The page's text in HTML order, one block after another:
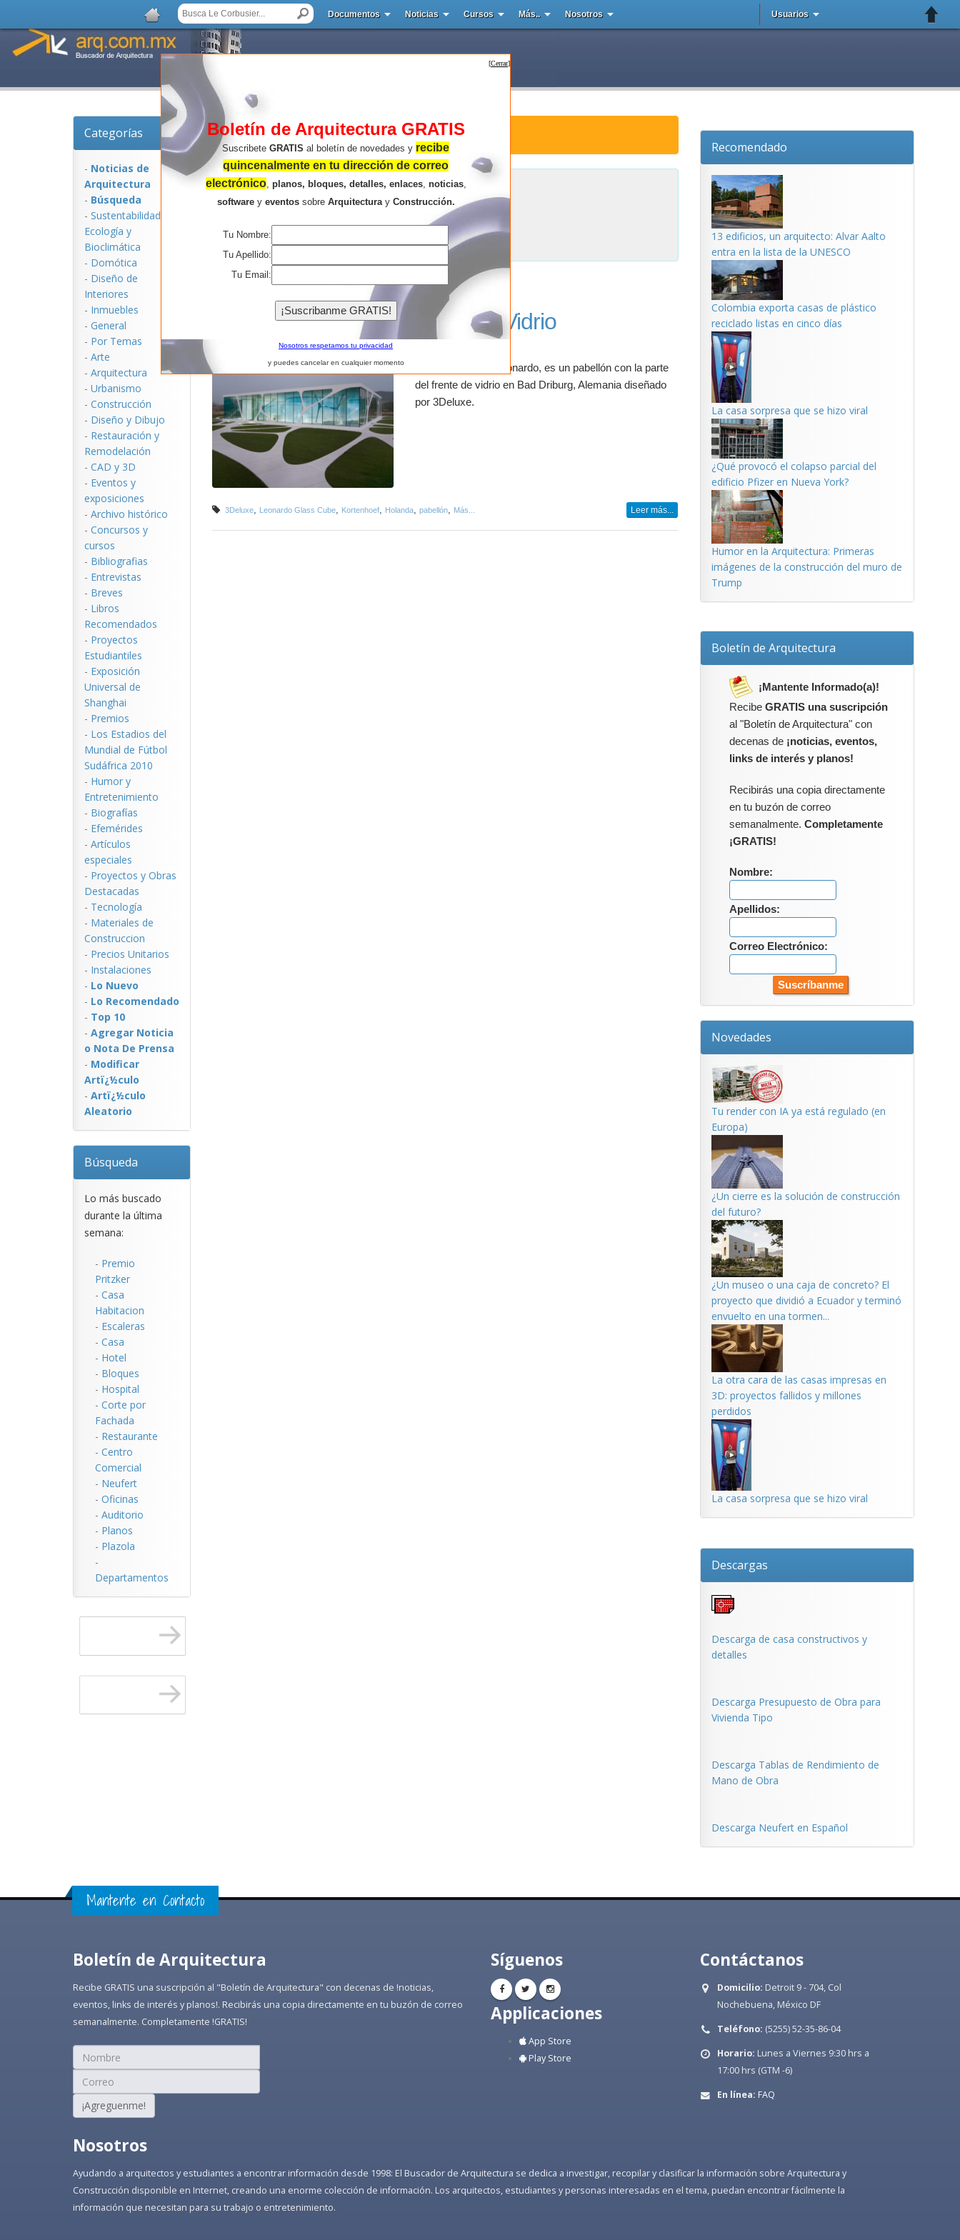
Documentos Noticias Cursos Más.. Nosotros Usuarios
Categorías
- Noticias de
Arquitectura
- Búsqueda
- Sustentabilidad,
Ecologí­a y
Bioclimática
- Domótica
- Diseño de
Interiores
- Inmuebles
- General
- Por Temas
- Arte
- Arquitectura
- Urbanismo
- Construcción
- Diseño y Dibujo
- Restauración y
Remodelación
- CAD y 3D
- Eventos y
exposiciones
- Archivo histórico
- Concursos y
cursos
- Bibliografias
- Entrevistas
- Breves
- Libros
Recomendados
- Proyectos
Estudiantiles
- Exposición
Universal de
Shanghai
- Premios
- Los Estadios del
Mundial de Fútbol
Sudáfrica 2010
- Humor y
Entretenimiento
- Biografías
- Efemérides
- Artículos
especiales
- Proyectos y Obras
Destacadas
- Tecnología
- Materiales de
Construccion
- Precios Unitarios
- Instalaciones
- Lo Nuevo
- Lo Recomendado
- Top 10
- Agregar Noticia
o Nota De Prensa
- Modificar
Artï¿½culo
- Artï¿½culo
Aleatorio
Búsqueda
Lo más buscado
durante la última
semana:
- Premio
Pritzker
- Casa
Habitacion
- Escaleras
- Casa
- Hotel
- Bloques
- Hospital
- Corte por
Fachada
- Restaurante
- Centro
Comercial
- Neufert
- Oficinas
- Auditorio
- Planos
- Plazola
-
Departamentos
Noticias de Arquitectura : Leonardo Glass Cube
Leonardo Glass Cube
Resultados de la búsqueda .
Cubo de Vidrio
El cubo de vidrio Leonardo, es un pabellón con la parte
del frente de vidrio en Bad Driburg, Alemania diseñado
por 3Deluxe.
3Deluxe, Leonardo Glass Cube, Kortenhoef, Holanda, pabellón, Más... Leer más...
Recomendado
13 edificios, un arquitecto: Alvar Aalto
entra en la lista de la UNESCO
Colombia exporta casas de plástico
reciclado listas en cinco días
La casa sorpresa que se hizo viral
¿Qué provocó el colapso parcial del
edificio Pfizer en Nueva York?
Humor en la Arquitectura: Primeras
imágenes de la construcción del muro de
Trump
Boletín de Arquitectura
¡Mantente Informado(a)!
Recibe GRATIS una suscripción
al "Boletín de Arquitectura" con
decenas de ¡noticias, eventos,
links de interés y planos!
Recibirás una copia directamente
en tu buzón de correo
semanalmente. Completamente
¡GRATIS!
Nombre:
Apellidos:
Correo Electrónico:
Novedades
Tu render con IA ya está regulado (en
Europa)
¿Un cierre es la solución de construcción
del futuro?
¿Un museo o una caja de concreto? El
proyecto que dividió a Ecuador y terminó
envuelto en una tormen...
La otra cara de las casas impresas en
3D: proyectos fallidos y millones
perdidos
La casa sorpresa que se hizo viral
Descargas
Descarga de casa constructivos y
detalles
Descarga Presupuesto de Obra para
Vivienda Tipo
Descarga Tablas de Rendimiento de
Mano de Obra
Descarga Neufert en Español
Mantente en Contacto
Boletín de Arquitectura
Recibe GRATIS una suscripción al "Boletín de Arquitectura" con decenas de !noticias,
eventos, links de interés y planos!. Recibirás una copia directamente en tu buzón de correo
semanalmente. Completamente !GRATIS!
¡Agreguenme!
Síguenos
Applicaciones
App Store
Play Store
Contáctanos
Domicilio: Detroit 9 - 704, Col
Nochebuena, México DF
Teléfono: (5255) 52-35-86-04
Horario: Lunes a Viernes 9:30 hrs a
17:00 hrs (GTM -6)
En línea: FAQ
Nosotros
Ayudando a arquitectos y estudiantes a encontrar información desde 1998: El Buscador de Arquitectura se dedica a investigar, recopilar y clasificar la información sobre Arquitectura y
Construcción disponible en Internet, creando una enorme colección de información. Los arquitectos, estudiantes y personas interesadas en el tema, puedan encontrar fácilmente la
información que necesitan para su trabajo o entretenimiento.
[Cerrar]
Boletín de Arquitectura GRATIS
Suscribete GRATIS al boletín de novedades y recibe
quincenalmente en tu dirección de correo
electrónico, planos, bloques, detalles, enlaces, noticias,
softwarey eventossobre Arquitecturay Construcción.
Tu Nombre:
Tu Apellido:
Tu Email:
Nosotros respetamos tu privacidad
y puedes cancelar en cualquier momento